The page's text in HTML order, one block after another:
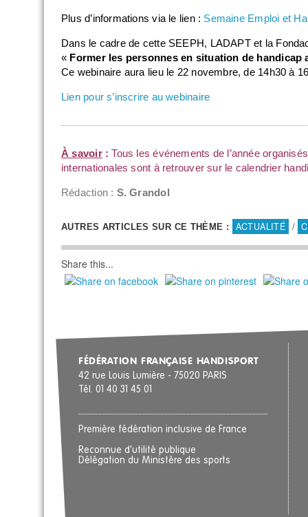
Plus d’informations via le lien : Semaine Emploi et
Dans le cadre de cette SEEPH, LADAPT et la
« Former les personnes en situation de
Ce webinaire aura lieu le 22 novembre, de 14h30 à
Lien pour s’inscrire au webinaire
À savoir:Tous les événements de l’année
internationales sont à retrouver sur le calendrier
Rédaction : S. Grandol
AUTRES ARTICLES SUR CE THÈME : ACTUALITÉ /
Share this...
FÉDÉRATION FRANÇAISE HANDISPORT
42 rue Louis Lumière - 75020 PARIS
Tél. 01 40 31 45 01
Première fédération inclusive de France
Reconnue d’utilité publique
Délégation du Ministère des sports